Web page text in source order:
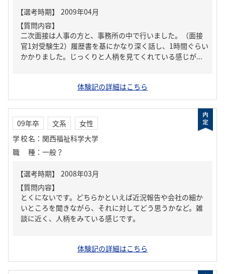
【質問内容】
二次面接は人事の方と、事務所の中で行いました。（面接
官1対受験生2）履歴書を基にかなり深く話し、1時間ぐらい
かかりました。じっくりと人柄を見てくれている感じが...
体験記の詳細はこちら
09年卒 文系
女性
学校名 ： 関西福祉科学大学
職種 ： 一般？
【質問内容】
とくにないです。どちらかといえば近況報告や会社の細か
いところを聞きながら、それに対してどう思うかなど。雑
談に近く、人柄をみている感じです。
体験記の詳細はこちら